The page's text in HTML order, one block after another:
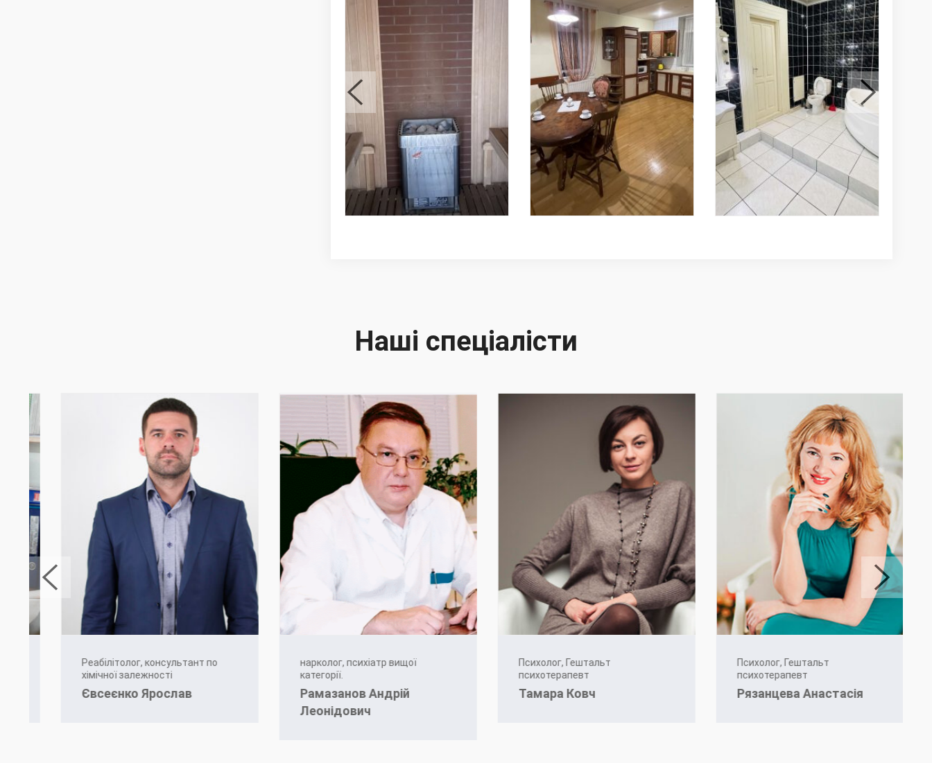
Наші спеціалісти
Реабілітолог, консультант по
хімічної залежності
Євсеєнко Ярослав
нарколог, психіатр вищої
категорії.
Рамазанов Андрій
Леонідович
Психолог, Гештальт
психотерапевт
Тамара Ковч
Психолог, Гештальт
психотерапевт
Рязанцева Анастасія